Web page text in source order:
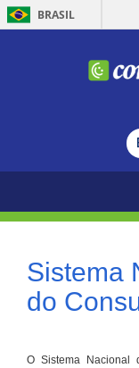
BRASIL
Sistema
do
O Sistema Nacional